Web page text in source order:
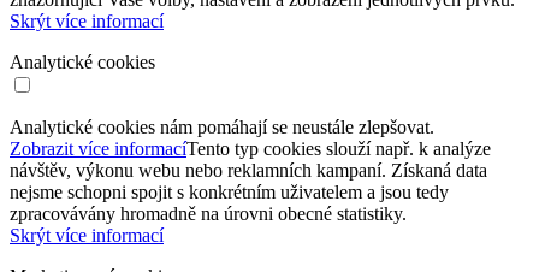
Skrýt více informací
Analytické cookies
Analytické cookies nám pomáhají se neustále zlepšovat.
Zobrazit více informacíTento typ cookies slouží např. k analýze
návštěv, výkonu webu nebo reklamních kampaní. Získaná data
nejsme schopni spojit s konkrétním uživatelem a jsou tedy
zpracovávány hromadně na úrovni obecné statistiky.
Skrýt více informací